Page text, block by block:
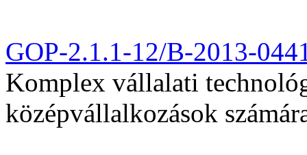
GOP-2.1.1-12/B-2013-
Komplex vállalati
középvállalkozások